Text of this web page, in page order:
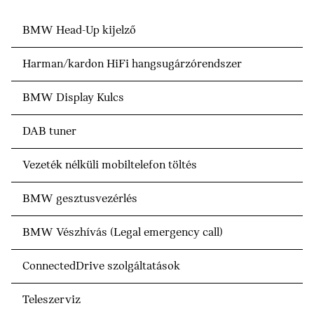
BMW Head-Up kijelző
Harman/kardon HiFi hangsugárzórendszer
BMW Display Kulcs
DAB tuner
Vezeték nélküli mobiltelefon töltés
BMW gesztusvezérlés
BMW Vészhívás (Legal emergency call)
ConnectedDrive szolgáltatások
Teleszerviz